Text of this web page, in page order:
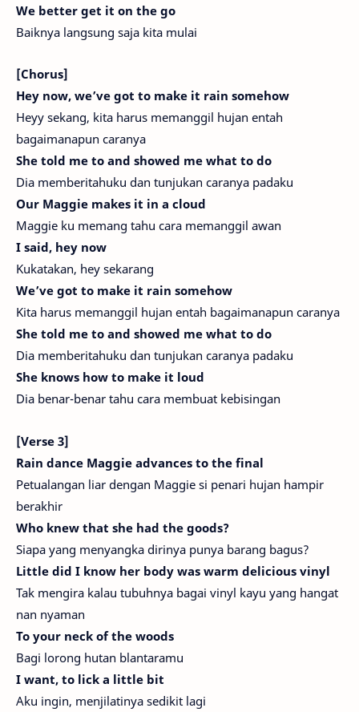
We better get it on the go
Baiknya langsung saja kita mulai
[Chorus]
Hey now, we’ve got to make it rain somehow
Heyy sekang, kita harus memanggil hujan entah
bagaimanapun caranya
She told me to and showed me what to do
Dia memberitahuku dan tunjukan caranya padaku
Our Maggie makes it in a cloud
Maggie ku memang tahu cara memanggil awan
I said, hey now
Kukatakan, hey sekarang
We’ve got to make it rain somehow
Kita harus memanggil hujan entah bagaimanapun caranya
She told me to and showed me what to do
Dia memberitahuku dan tunjukan caranya padaku
She knows how to make it loud
Dia benar-benar tahu cara membuat kebisingan
[Verse 3]
Rain dance Maggie advances to the final
Petualangan liar dengan Maggie si penari hujan hampir
berakhir
Who knew that she had the goods?
Siapa yang menyangka dirinya punya barang bagus?
Little did I know her body was warm delicious vinyl
Tak mengira kalau tubuhnya bagai vinyl kayu yang hangat
nan nyaman
To your neck of the woods
Bagi lorong hutan blantaramu
I want, to lick a little bit
Aku ingin, menjilatinya sedikit lagi